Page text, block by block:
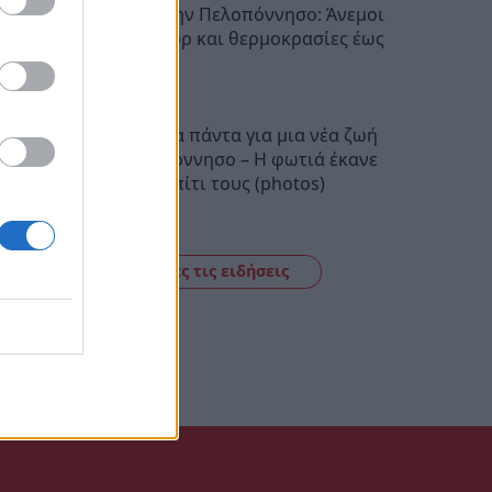
Ο καιρός στην Πελοπόννησο: Άνεμοι
έως 5 μποφόρ και θερμοκρασίες έως
Πούλησαν τα πάντα για μια νέα ζωή
στην Πελοπόννησο – Η φωτιά έκανε
στάχτη το σπίτι τους (photos)
Δείτε όλες τις ειδήσεις